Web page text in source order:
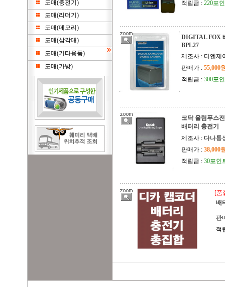
도매(충전기)
도매(리더기)
도매(메모리)
도매(삼각대)
도매(기타용품)
도매(가방)
적립금 : 220포
DIGITAL FOX
BPL27
제조사 : 디엔제
판매가 : 55,000
적립금 : 300포
코닥 올림푸스
배터리 충전기
제조사 : 다나통
판매가 : 38,000
적립금 : 30포인
[품
배
판
적